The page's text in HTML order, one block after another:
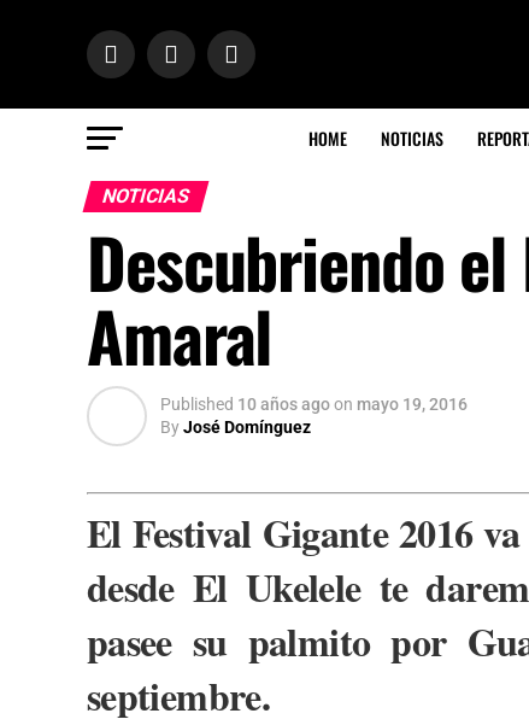
HOME NOTICIAS
NOTICIAS
Descubriendo
Amaral
Published 10 años agoon mayo 19, 2016
ByJosé Domínguez
El Festival Gigante 2016
desde El Ukelele te
pasee su palmito por
septiembre.